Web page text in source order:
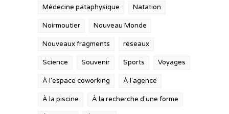
Médecine pataphysique Natation
Noirmoutier Nouveau Monde
Nouveaux fragments réseaux
Science Souvenir Sports Voyages
À l'espace coworking À l'agence
À la piscine À la recherche d'une forme